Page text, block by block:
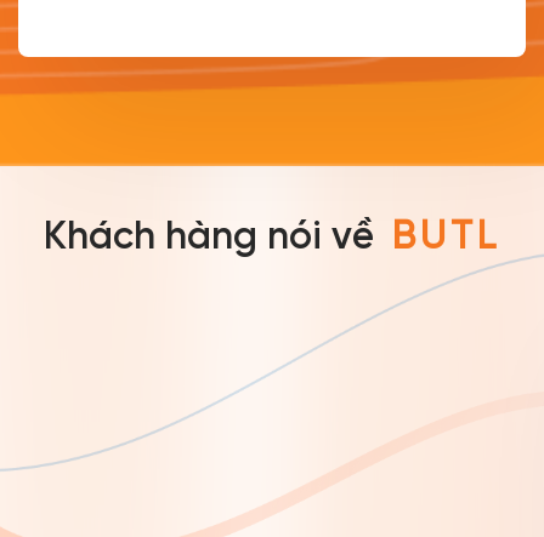
Khách hàng nói về BUTL
“BUTL thực sự đã cứu cánh mình trong một
buổi tiệc tất niên khi mình không thể tự lái
xe về nhà. Chỉ cần một vài thao tác trên
app, ít phút sau mình đã được tài xế đón về
an toàn, nhanh chóng mà không lo lắng gì.